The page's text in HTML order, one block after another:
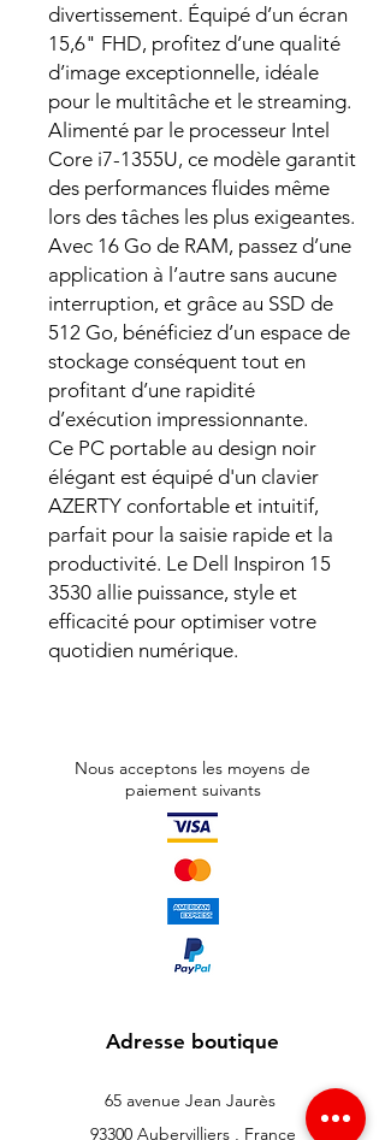
divertissement. Équipé d’un écran
15,6" FHD, profitez d’une qualité
d’image exceptionnelle, idéale
pour le multitâche et le streaming.
Alimenté par le processeur Intel
Core i7-1355U, ce modèle garantit
des performances fluides même
lors des tâches les plus exigeantes.
Avec 16 Go de RAM, passez d’une
application à l’autre sans aucune
interruption, et grâce au SSD de
512 Go, bénéficiez d’un espace de
stockage conséquent tout en
profitant d’une rapidité
d’exécution impressionnante.
Ce PC portable au design noir
élégant est équipé d'un clavier
AZERTY confortable et intuitif,
parfait pour la saisie rapide et la
productivité. Le Dell Inspiron 15
3530 allie puissance, style et
efficacité pour optimiser votre
quotidien numérique.
Nous acceptons les moyens de
paiement suivants
Adresse boutique
65 avenue Jean Jaurès
93300 Aubervilliers , France